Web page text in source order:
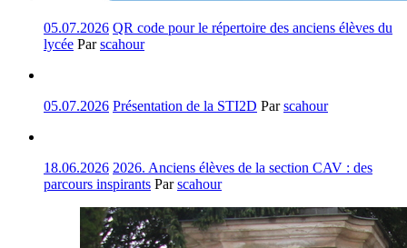
05.07.2026 QR code pour le répertoire des anciens élèves du
lycée Parscahour
05.07.2026 Présentation de la STI2D Parscahour
18.06.2026 2026. Anciens élèves de la section CAV : des
parcours inspirants Parscahour